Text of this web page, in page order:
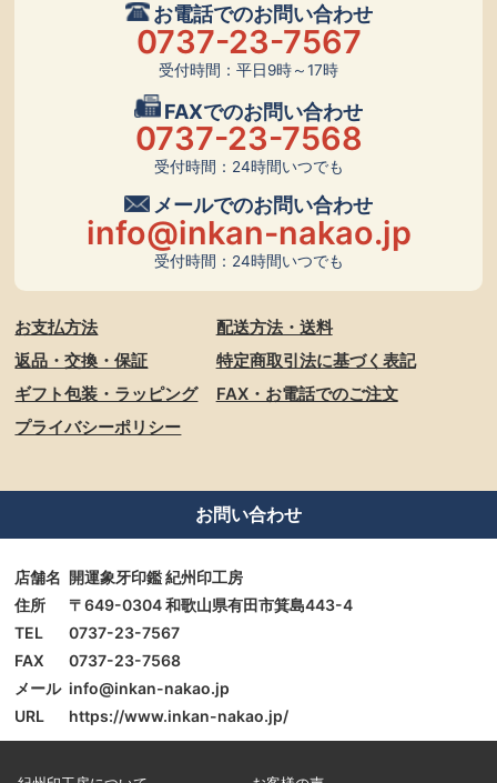
お電話でのお問い合わせ
0737-23-7567
受付時間：平日9時～17時
FAXでのお問い合わせ
0737-23-7568
受付時間：24時間いつでも
メールでのお問い合わせ
info@inkan-nakao.jp
受付時間：24時間いつでも
お支払方法
配送方法・送料
返品・交換・保証
特定商取引法に基づく表記
ギフト包装・ラッピング
FAX・お電話でのご注文
プライバシーポリシー
お問い合わせ
店舗名 開運象牙印鑑 紀州印工房
住所
〒649-0304 和歌山県有田市箕島443-4
TEL
0737-23-7567
FAX
0737-23-7568
メール info@inkan-nakao.jp
URL
https://www.inkan-nakao.jp/